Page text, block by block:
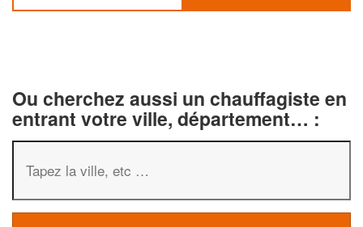
Ou cherchez aussi un chauffagiste en
entrant votre ville, département… :